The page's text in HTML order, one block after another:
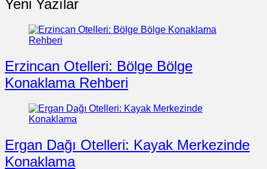
Yeni Yazılar
Erzincan Otelleri: Bölge Bölge
Konaklama Rehberi
Ergan Dağı Otelleri: Kayak Merkezinde
Konaklama